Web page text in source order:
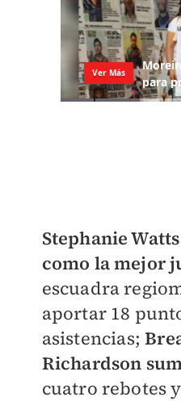
Stephanie
como la mejor
escuadra
aportar 18
asistencias;
Richardson
cuatro rebotes